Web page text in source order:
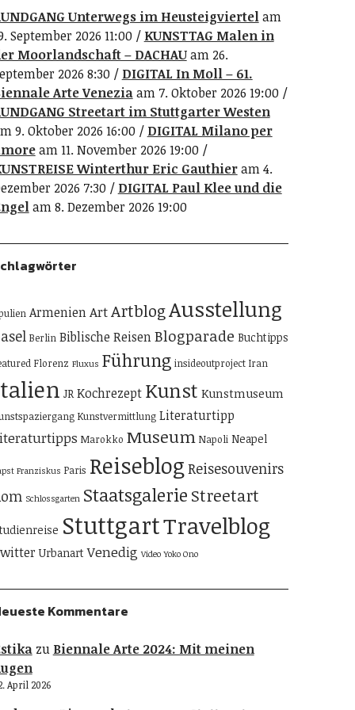
Unterwegs im Heusteigviertelam
September 2026 11:00
KUNSTTAG Malen in
Moorlandschaft – DACHAUam 26.
2026 8:30
DIGITAL In Moll – 61.
Arte Veneziaam 7. Oktober 2026 19:00
Streetart im Stuttgarter Westen
9. Oktober 2026 16:00
DIGITAL Milano per
am 11. November 2026 19:00
Winterthur Eric Gauthieram 4.
2026 7:30
DIGITAL Paul Klee und die
am 8. Dezember 2026 19:00
ArmenienArtArtblogAusstellung
Berlin Biblische ReisenBlogparade Buchtipps
Florenz Fluxus Führung insideoutproject Iran
JR Kochrezept Kunst Kunstmuseum
Kunstvermittlung Literaturtipp
Marokko Museum Napoli Neapel
Franziskus Paris Reiseblog Reisesouvenirs
Schlossgarten Staatsgalerie Streetart
StuttgartTravelblog
Urbanart Venedig Video Yoko Ono
Kommentare
zu Biennale Arte 2024: Mit meinen
April 2026